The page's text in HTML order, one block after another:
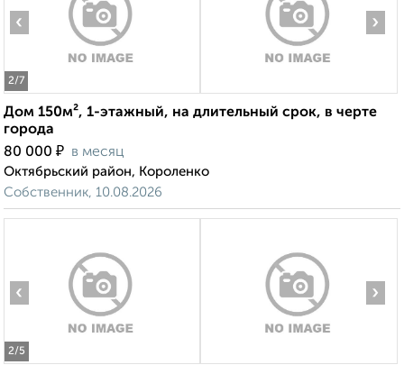
2/7
‹ ›
Дом 150м², 1-этажный, на длительный срок, в черте
города
80 000 ₽ в месяц
Октябрьский район, Короленко
Собственник, 10.08.2026
2/5
‹ ›